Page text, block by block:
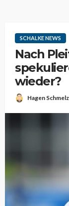
SCHALKE NEWS
Nach
wieder?
Hagen